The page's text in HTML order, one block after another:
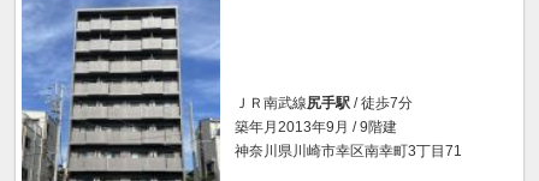
ＪＲ南武線尻手駅 / 徒歩7分
築年月2013年9月 / 9階建
神奈川県川崎市幸区南幸町3丁目71